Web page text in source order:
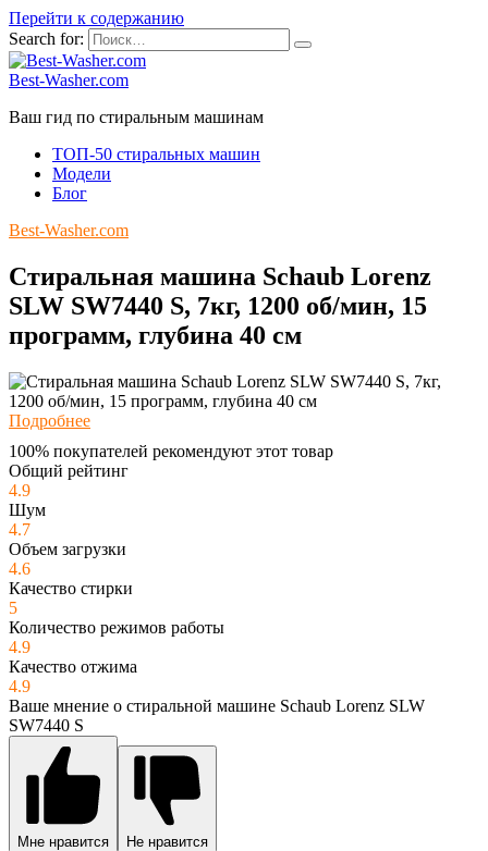
Перейти к содержанию
Search for:
Best-Washer.com
Ваш гид по стиральным машинам
ТОП-50 стиральных машин
Модели
Блог
Best-Washer.com
Стиральная машина Schaub Lorenz
SLW SW7440 S, 7кг, 1200 об/мин, 15
программ, глубина 40 см
Подробнее
100% покупателей рекомендуют этот товар
Общий рейтинг
4.9
Шум
4.7
Объем загрузки
4.6
Качество стирки
5
Количество режимов работы
4.9
Качество отжима
4.9
Ваше мнение о стиральной машине Schaub Lorenz SLW
SW7440 S
Мне нравится Не нравится